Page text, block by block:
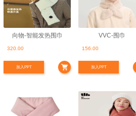
向物-智能发热围巾
320.00
加入PPT
VVC-围巾
156.00
加入PPT